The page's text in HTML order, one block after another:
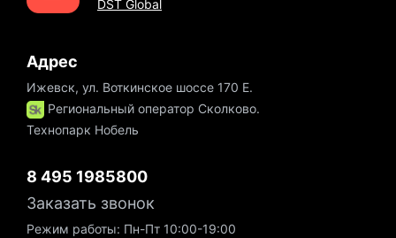
DST Global
Адрес
Ижевск, ул. Воткинское шоссе 170 Е.
Региональный оператор Сколково.
Технопарк Нобель
8 495 1985800
Заказать звонок
Режим работы: Пн-Пт 10:00-19:00